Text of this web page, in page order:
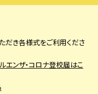
だき各様式をご利用くださ
エンザ・コロナ登校届はこ